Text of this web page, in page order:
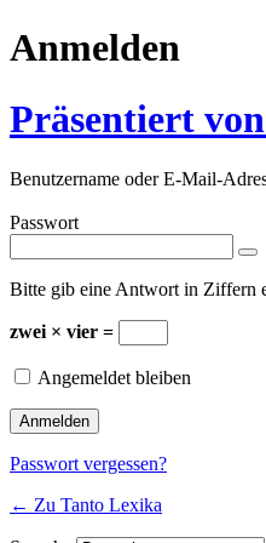
Anmelden
Präsentiert
Benutzername oder E-Mail-
Passwort
Bitte gib eine Antwort in Ziffern
zwei × vier =
Angemeldet bleiben
Passwort vergessen?
← Zu Tanto Lexika